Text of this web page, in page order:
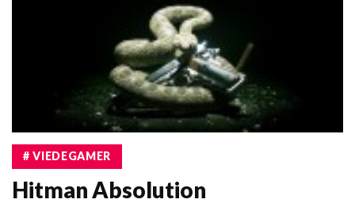
# VIEDEGAMER
Hitman Absolution